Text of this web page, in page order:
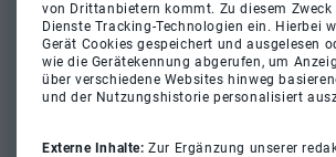
von Drittanbietern kommt. Zu diesem Zweck
Dienste Tracking-Technologien ein. Hierbei
Gerät Cookies gespeichert und ausgelesen
wie die Gerätekennung abgerufen, um
über verschiedene Websites hinweg
und der Nutzungshistorie personalisiert
Externe Inhalte:Zur Ergänzung unserer